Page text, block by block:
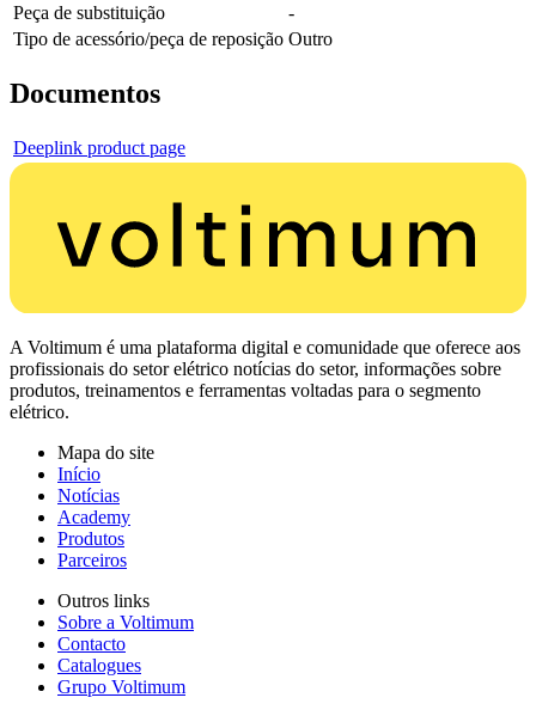
Peça de substituição
-
Tipo de acessório/peça de reposição Outro
Documentos
Deeplink product page
A Voltimum é uma plataforma digital e comunidade que oferece aos
profissionais do setor elétrico notícias do setor, informações sobre
produtos, treinamentos e ferramentas voltadas para o segmento
elétrico.
Mapa do site
Início
Notícias
Academy
Produtos
Parceiros
Outros links
Sobre a Voltimum
Contacto
Catalogues
Grupo Voltimum